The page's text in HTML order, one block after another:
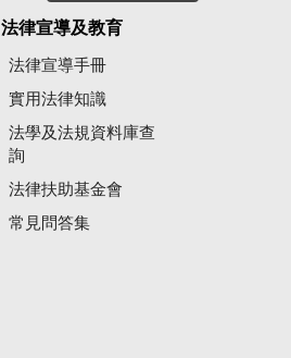
法律宣導及教育
法律宣導手冊
實用法律知識
法學及法規資料庫查
詢
法律扶助基金會
常見問答集